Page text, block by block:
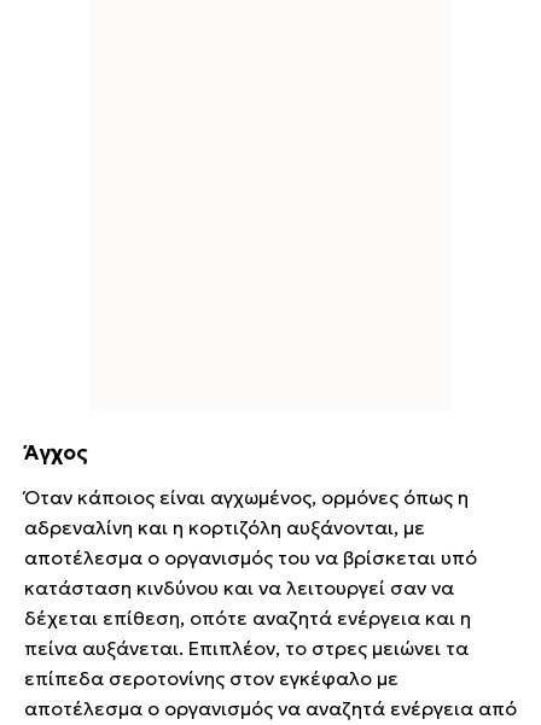
Άγχος
Όταν κάποιος είναι αγχωμένος, ορμόνες όπως η
αδρεναλίνη και η κορτιζόλη αυξάνονται, με
αποτέλεσμα ο οργανισμός του να βρίσκεται υπό
κατάσταση κινδύνου και να λειτουργεί σαν να
δέχεται επίθεση, οπότε αναζητά ενέργεια και η
πείνα αυξάνεται. Επιπλέον, το στρες μειώνει τα
επίπεδα σεροτονίνης στον εγκέφαλο με
αποτέλεσμα ο οργανισμός να αναζητά ενέργεια από